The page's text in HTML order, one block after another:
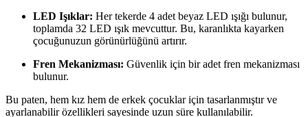
LED Işıklar: Her tekerde 4 adet beyaz LED ışığı bulunur,
toplamda 32 LED ışık mevcuttur. Bu, karanlıkta kayarken
çocuğunuzun görünürlüğünü artırır.
Fren Mekanizması: Güvenlik için bir adet fren mekanizması
bulunur.
Bu paten, hem kız hem de erkek çocuklar için tasarlanmıştır ve
ayarlanabilir özellikleri sayesinde uzun süre kullanılabilir.